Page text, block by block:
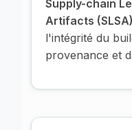
Supply-chain
Artifacts
l'intégrité du
provenance et